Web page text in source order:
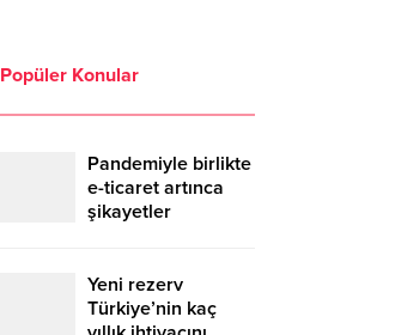
Popüler Konular
Pandemiyle birlikte
e-ticaret artınca
şikayetler
Yeni rezerv
Türkiye’nin kaç